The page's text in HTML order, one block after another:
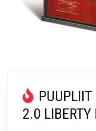
PUUPLIIT
2.0 LIBERTY